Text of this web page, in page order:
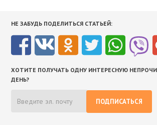
НЕ ЗАБУДЬ ПОДЕЛИТЬСЯ СТАТЬЕЙ:
ХОТИТЕ ПОЛУЧАТЬ ОДНУ ИНТЕРЕСНУЮ
ДЕНЬ?
ПОДПИСАТЬСЯ